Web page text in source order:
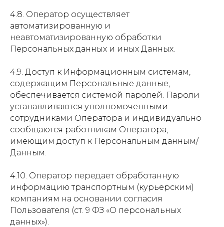
4.8. Оператор осуществляет
автоматизированную и
неавтоматизированную обработки
Персональных данных и иных Данных.
4.9. Доступ к Информационным системам,
содержащим Персональные данные,
обеспечивается системой паролей. Пароли
устанавливаются уполномоченными
сотрудниками Оператора и индивидуально
сообщаются работникам Оператора,
имеющим доступ к Персональным данным/
Данным.
4.10. Оператор передает обработанную
информацию транспортным (курьерским)
компаниям на основании согласия
Пользователя (ст. 9 ФЗ «О персональных
данных»).